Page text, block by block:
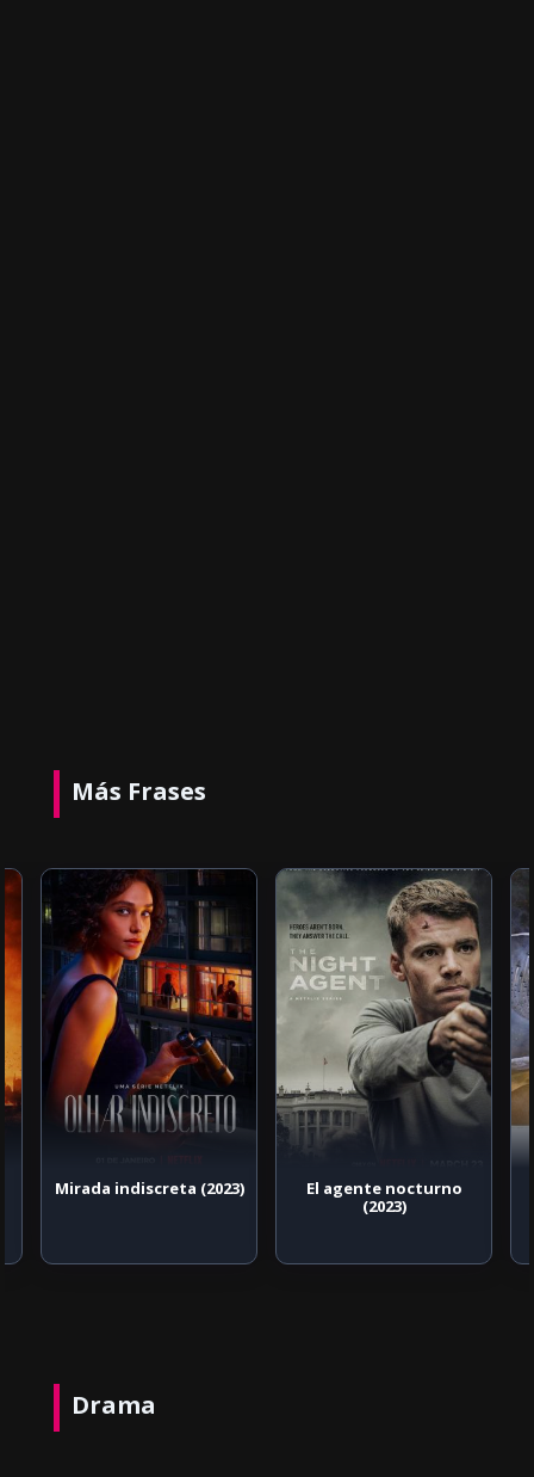
Más Frases
Mirada indiscreta (2023)
El agente nocturno
(2023)
Drama